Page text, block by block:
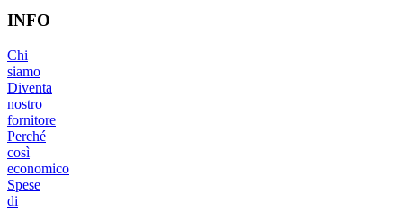
INFO
Chi
siamo
Diventa
nostro
fornitore
Perché
così
economico
Spese
di